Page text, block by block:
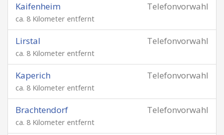
Telefonvorwahl
Kaifenheim
ca. 8 Kilometer entfernt
Telefonvorwahl
Lirstal
ca. 8 Kilometer entfernt
Telefonvorwahl
Kaperich
ca. 8 Kilometer entfernt
Telefonvorwahl
Brachtendorf
ca. 8 Kilometer entfernt